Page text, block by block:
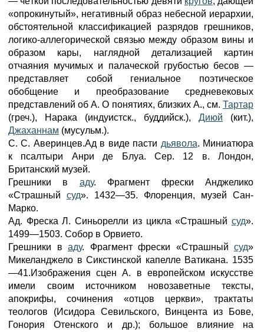
«опрокинутый», негативный образ небесной иерархии,
обстоятельной классификацией разрядов грешников,
логико-аллегорической связью между образом вины и
образом кары, наглядной детализацией картин
отчаяния мучимых и палаческой грубостью бесов —
представляет собой гениальное поэтическое
обобщение и преобразование средневековых
представлений об А. О понятиях, близких А., см. Тартар
(греч.), Нарака (индуистск., буддийск.), Диюй (кит.),
Джаханнам (мусульм.).
С. С. Аверинцев.Ад в виде пасти дьявола. Миниатюра
к псалтыри Анри де Блуа. Сер. 12 в. Лондон,
Британский музей.
Грешники в аду. Фрагмент фрески Анджелико
«Страшный суд». 1432—35. Флоренция, музей Сан-
Марко.
Ад. Фреска Л. Синьорелли из цикла «Страшный суд».
1499—1503. Собор в Орвието.
Грешники в аду. Фрагмент фрески «Страшный суд»
Микеланджело в Сикстинской капелле Ватикана. 1535
—41.Изображения сцен А. в европейском искусстве
имели своим источником новозаветные тексты,
апокрифы, сочинения «отцов церкви», трактаты
теологов (Исидора Севильского, Винцента из Бове,
Гонория Отенского и др.); большое влияние на